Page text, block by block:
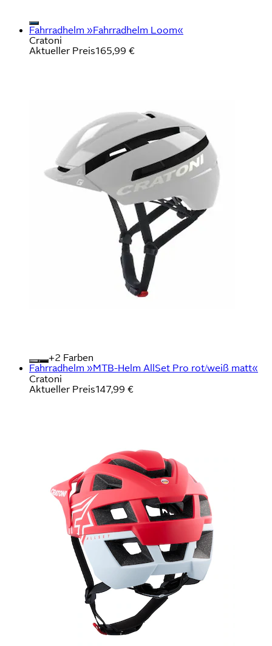
Fahrradhelm »Fahrradhelm Loom«
Cratoni
Aktueller Preis165,99 €
+
Farben
Fahrradhelm »MTB-Helm AllSet Pro rot/weiß matt«
Cratoni
Aktueller Preis147,99 €